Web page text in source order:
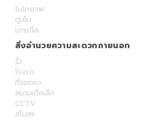
ไมโครเวฟ
ตู้เย็น
เตาแก๊ส
สิ่งอำนวยความสะดวกภายนอก
รั้ว
โรงรถ
ที่จอดรถ
สนามเด็กเล็ก
CCTV
สโมสร